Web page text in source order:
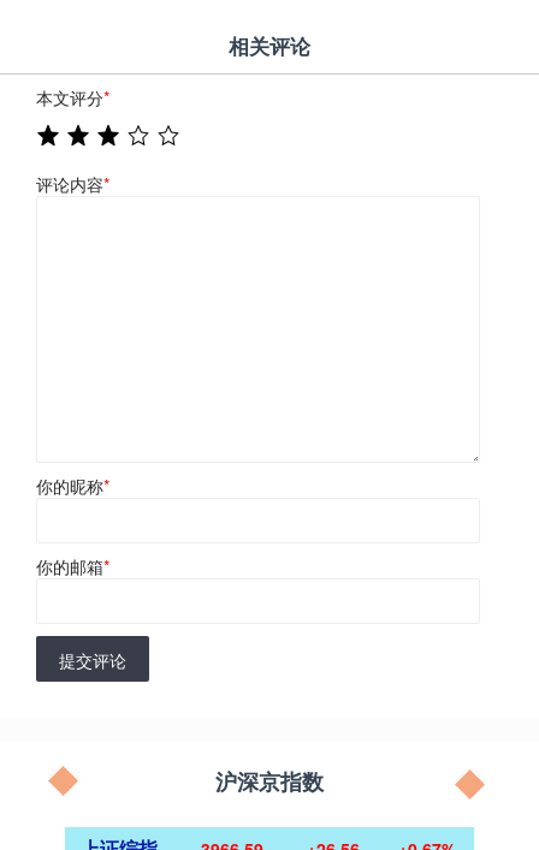
相关评论
本文评分*
评论内容*
你的昵称*
你的邮箱*
提交评论
沪深京指数